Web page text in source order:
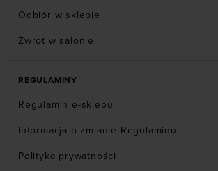
Odbiór w sklepie
Zwrot w salonie
REGULAMINY
Regulamin e-sklepu
Informacja o zmianie Regulaminu
Polityka prywatności